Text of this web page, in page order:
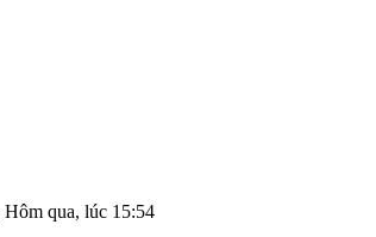
Hôm qua, lúc 15:54